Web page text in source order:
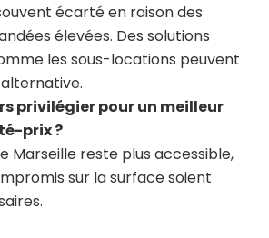
écarté en raison des
élevées. Des solutions
les sous-locations peuvent
privilégier pour un meilleur
prix ?
Marseille reste plus accessible,
sur la surface soient